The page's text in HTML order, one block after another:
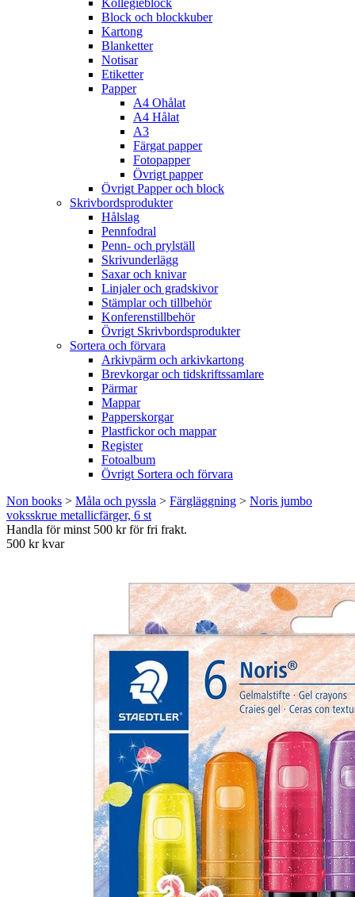
Kollegieblock
Block och blockkuber
Kartong
Blanketter
Notisar
Etiketter
Papper
A4 Ohålat
A4 Hålat
A3
Färgat papper
Fotopapper
Övrigt papper
Övrigt Papper och block
Skrivbordsprodukter
Hålslag
Pennfodral
Penn- och prylställ
Skrivunderlägg
Saxar och knivar
Linjaler och gradskivor
Stämplar och tillbehör
Konferenstillbehör
Övrigt Skrivbordsprodukter
Sortera och förvara
Arkivpärm och arkivkartong
Brevkorgar och tidskriftssamlare
Pärmar
Mappar
Papperskorgar
Plastfickor och mappar
Register
Fotoalbum
Övrigt Sortera och förvara
Non books > Måla och pyssla > Färgläggning > Noris jumbo
voksskrue metallicfärger, 6 st
Handla för minst 500 kr för fri frakt.
500 kr kvar